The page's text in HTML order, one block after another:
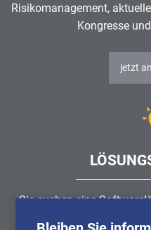
Risikomanagement,
Kongresse
jetzt
Sie suchen eine